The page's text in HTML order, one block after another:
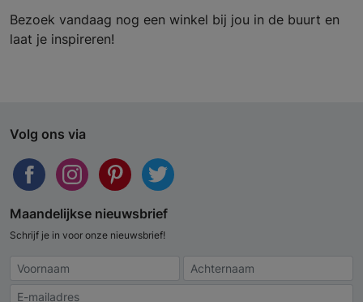
Bezoek vandaag nog een winkel bij jou in de buurt en
laat je inspireren!
Volg ons via
Maandelijkse nieuwsbrief
Schrijf je in voor onze nieuwsbrief!